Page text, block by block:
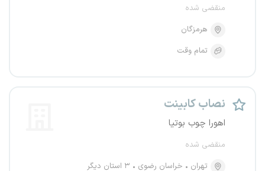
منقضی شده
هرمزگان
تمام وقت
نصاب کابینت
اهورا چوب بوتیا
منقضی شده
تهران
خراسان رضوی
۳ استان دیگر